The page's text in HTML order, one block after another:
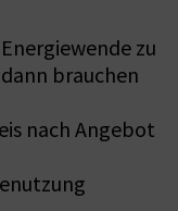
zu
brauchen
nach Angebot